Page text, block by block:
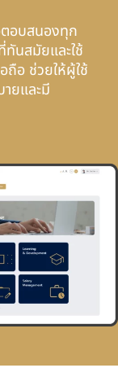
ตอบสนองทุก
นสมัยและใช้
อ ช่วยให้ผู้ใช้
ยและมี